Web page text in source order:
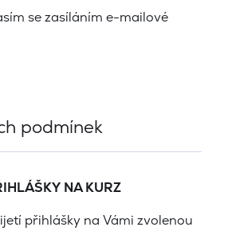
se zasíláním e-mailové
podmínek
NA KURZ
přihlášky na Vámi zvolenou